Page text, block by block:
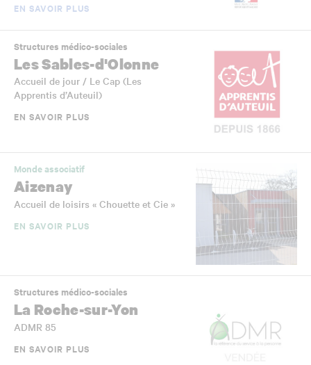
EN SAVOIR PLUS
Structures médico-sociales
Les Sables-d'Olonne
Accueil de jour / Le Cap (Les
Apprentis d’Auteuil)
EN SAVOIR PLUS
Monde associatif
Aizenay
Accueil de loisirs « Chouette et Cie »
EN SAVOIR PLUS
Structures médico-sociales
La Roche-sur-Yon
ADMR 85
EN SAVOIR PLUS